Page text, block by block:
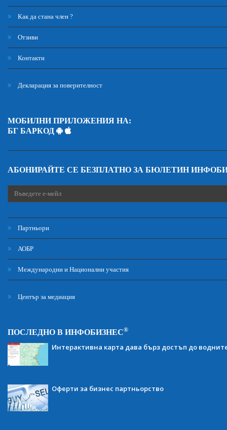
Как да стана член ?
Отзиви
Контакти
Декларация за поверителност
МОБИЛНИ ПРИЛОЖЕНИЯ НА:
БГ БАРКОД
АБОНИРАЙТЕ СЕ БЕЗПЛАТНО ЗА БЮЛЕТИН
Партньори
АОБР
Международни и Национални участия
Център за медиация
ПОСЛЕДНО В ИНФОБИЗНЕС®
Интерактивна карта дава бърз достъп до
Оферти за бизнес партньорство